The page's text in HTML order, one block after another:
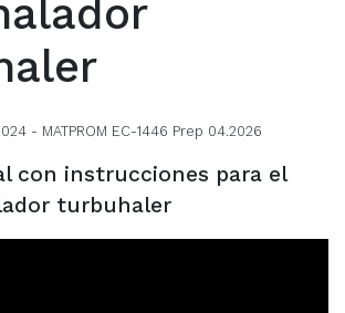
- MATPROM EC-1446 Prep 04.2026
con instrucciones para el
turbuhaler